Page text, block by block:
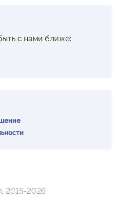
с нами ближе:
2015-2026